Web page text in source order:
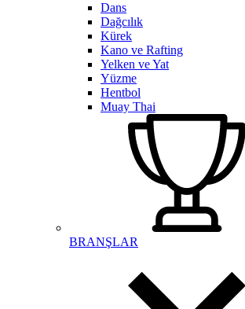
Dans
Dağcılık
Kürek
Kano ve Rafting
Yelken ve Yat
Yüzme
Hentbol
Muay Thai
BRANŞLAR